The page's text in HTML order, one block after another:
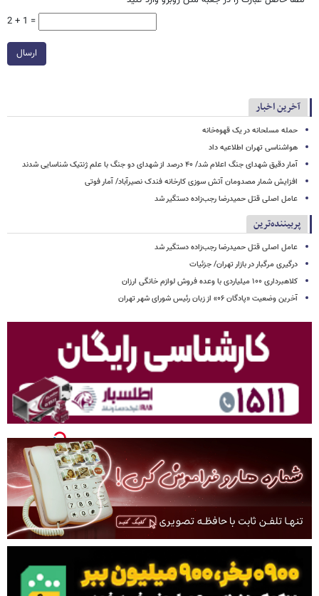
2 + 1 =
ارسال
آخرین اخبار
حمله مسلحانه در یک قهوه‌خانه
هواشناسی تهران اطلاعیه داد
آمار دقیق شهدای جنگ اعلام شد/ ۴۰ درصد از شهدای دو جنگ با علم ژنتیک شناسایی شدند
افزایش شمار مصدومان آتش سوزی کارخانه فندک نصیرآباد/ آمار فوتی
عامل اصلی قتل حمیدرضا رجب‌زاده دستگیر شد
پربیننده‌ترین
عامل اصلی قتل حمیدرضا رجب‌زاده دستگیر شد
درگیری مرگبار در بازار تهران/ جزئیات
کلاهبرداری ۱۰۰ میلیاردی با وعده فروش لوازم خانگی ارزان
آخرین وضعیت «پادگان ۰۶» از زبان رئیس شورای شهر تهران